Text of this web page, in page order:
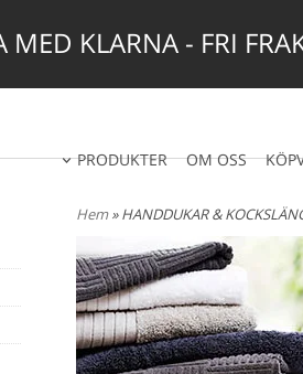
MED KLARNA - FRI
PRODUKTER OM OSS
Hem» HANDDUKAR &